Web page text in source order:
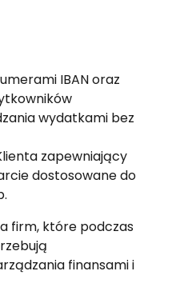
IBAN oraz
wydatkami bez
zapewniający
dostosowane do
firm, które podczas
finansami i